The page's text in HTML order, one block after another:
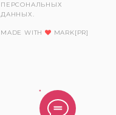
ПЕРСОНАЛЬНЫХ
ДАННЫХ.
MADE WITH MARK[PR]